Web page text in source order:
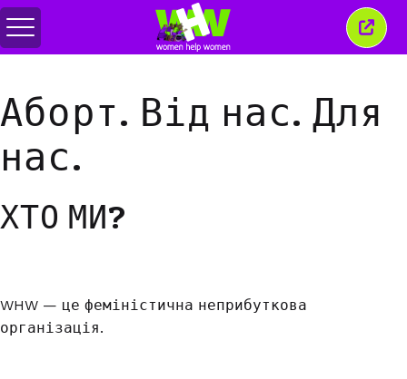
Перемкнути
меню
це
Аборт. Від нас. Для
нас.
ХТО МИ?
WHW — це феміністична неприбуткова
організація.